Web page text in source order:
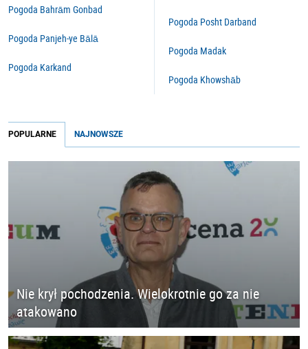
Pogoda Bahrām Gonbad
Pogoda Panjeh-ye Bālā
Pogoda Karkand
Pogoda Posht Darband
Pogoda Madak
Pogoda Khowshāb
POPULARNE NAJNOWSZE
Nie krył pochodzenia. Wielokrotnie go za nie
atakowano